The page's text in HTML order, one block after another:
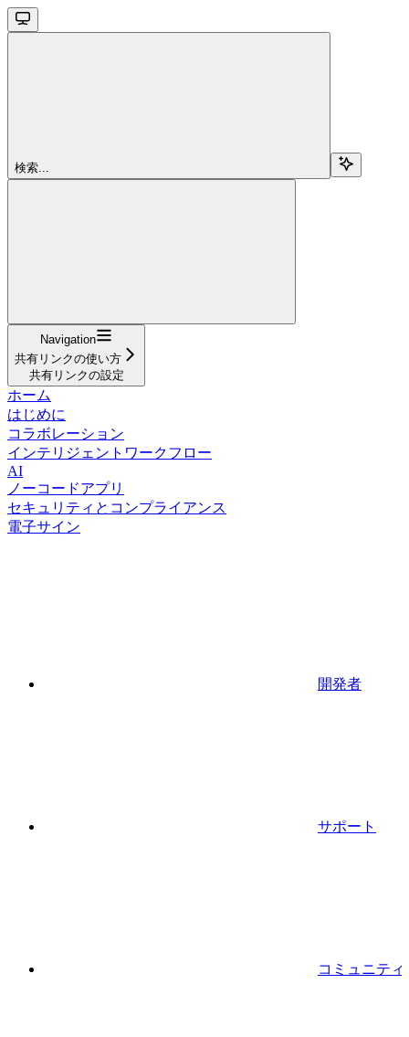
検索...
Navigation
共有リンクの使い方
共有リンクの設定
ホーム
はじめに
コラボレーション
インテリジェントワークフロー
AI
ノーコードアプリ
セキュリティとコンプライアンス
電子サイン
開発者
サポート
コミュニティ